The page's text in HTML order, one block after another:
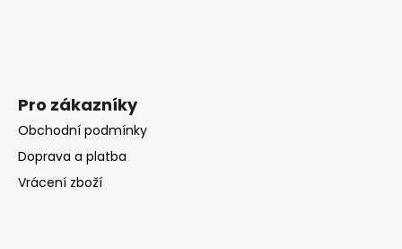
Pro zákazníky
Obchodní podmínky
Doprava a platba
Vrácení zboží